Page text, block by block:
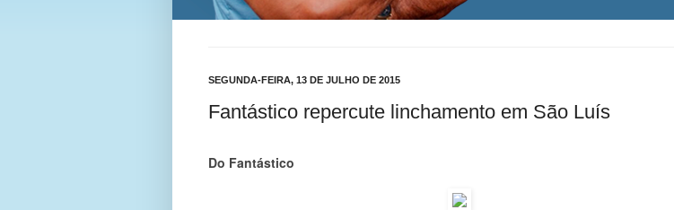
SEGUNDA-FEIRA, 13 DE JULHO DE 2015
Fantástico repercute linchamento em São Luís
Do Fantástico